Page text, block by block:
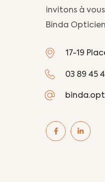
invitons à
Binda
17-19
03 89 45